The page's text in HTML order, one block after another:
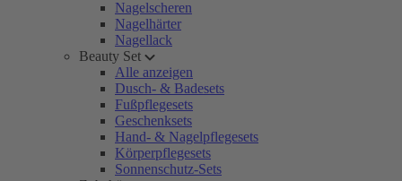
Nagelscheren
Nagelhärter
Nagellack
Beauty Set
Alle anzeigen
Dusch- & Badesets
Fußpflegesets
Geschenksets
Hand- & Nagelpflegesets
Körperpflegesets
Sonnenschutz-Sets